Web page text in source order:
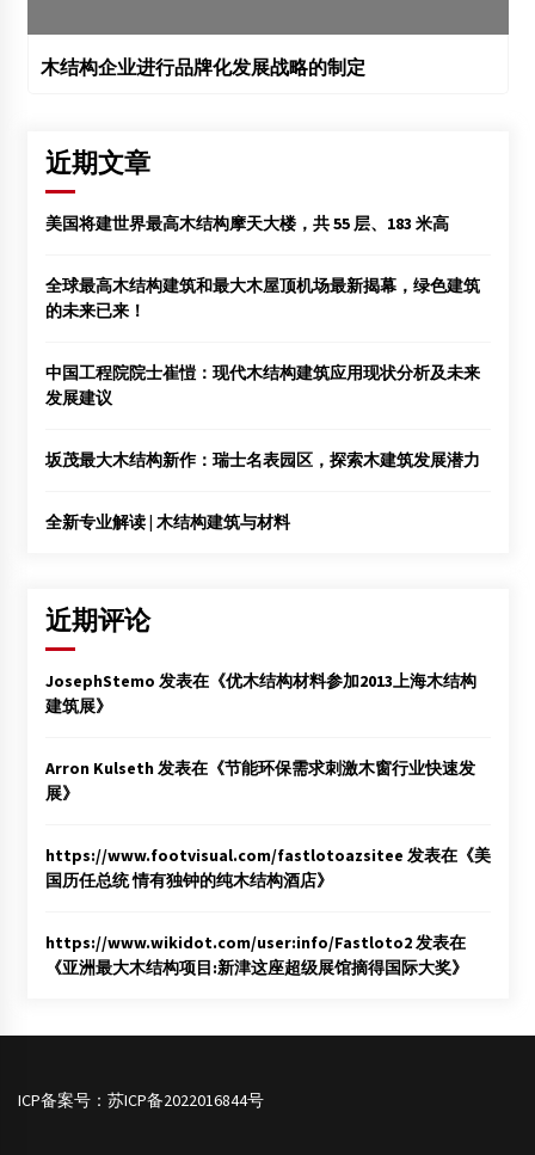
木结构企业进行品牌化发展战略的制定
近期文章
美国将建世界最高木结构摩天大楼，共 55 层、183 米高
全球最高木结构建筑和最大木屋顶机场最新揭幕，绿色建筑
的未来已来！
中国工程院院士崔愷：现代木结构建筑应用现状分析及未来
发展建议
坂茂最大木结构新作：瑞士名表园区，探索木建筑发展潜力
全新专业解读 | 木结构建筑与材料
近期评论
JosephStemo 发表在《优木结构材料参加2013上海木结构
建筑展》
Arron Kulseth发表在《节能环保需求刺激木窗行业快速发
展》
https://www.footvisual.com/fastlotoazsitee 发表在《美
国历任总统 情有独钟的纯木结构酒店》
https://www.wikidot.com/user:info/Fastloto2发表在
《亚洲最大木结构项目:新津这座超级展馆摘得国际大奖》
ICP备案号： 苏ICP备2022016844号